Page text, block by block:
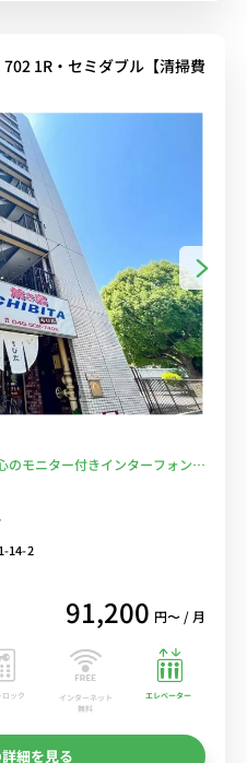
1R・セミダブル【清掃費
のモニター付きインターフォン完
14-2
91,200 円〜 / 月
ロック
インターネット
無料
エレベーター
細を見る